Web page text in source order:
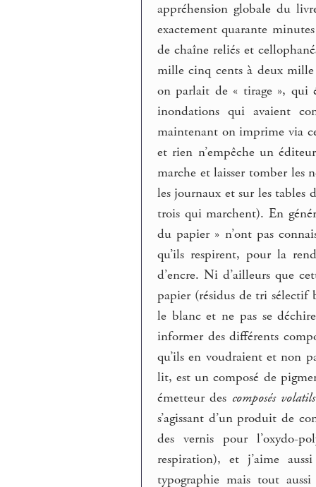
appréhension globale du
exactement quarante
de chaîne reliés et
mille cinq cents à deux mille
on parlait de « tirage », qui
inondations qui avaient
maintenant on imprime via
et rien n’empêche un
marche et laisser tomber les
les journaux et sur les tables
trois qui marchent). En
du papier » n’ont pas
qu’ils respirent, pour la
d’encre. Ni d’ailleurs que
papier (résidus de tri sélectif
le blanc et ne pas se
informer des différents
qu’ils en voudraient et non
lit, est un composé de
émetteur des composés
s’agissant d’un produit de
des vernis pour l’oxydo-
respiration), et j’aime
typographie mais tout